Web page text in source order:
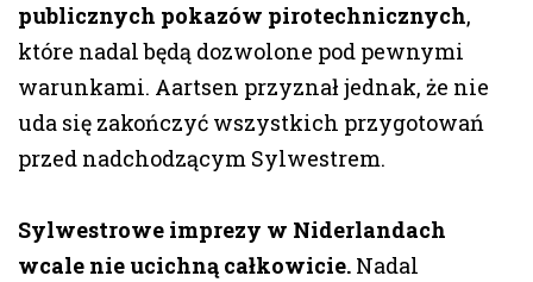
publicznych pokazów pirotechnicznych,
które nadal będą dozwolone pod pewnymi
warunkami. Aartsen przyznał jednak, że nie
uda się zakończyć wszystkich przygotowań
przed nadchodzącym Sylwestrem.
Sylwestrowe imprezy w Niderlandach
wcale nie ucichną całkowicie. Nadal